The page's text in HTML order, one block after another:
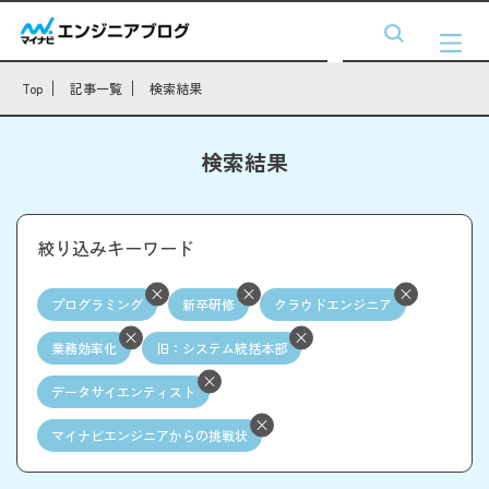
Top 記事一覧 検索結果
検索結果
絞り込みキーワード
プログラミング 新卒研修 クラウドエンジニア
業務効率化 旧：システム統括本部
データサイエンティスト
マイナビエンジニアからの挑戦状